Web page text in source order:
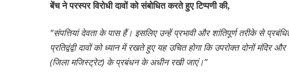
बेंच ने परस्पर विरोधी दावों को संबोधित करते हुए टिप्पणी की,
"संपत्तियां देवता के पास हैं। इसलिए उन्हें प्रभावी और शांतिपूर्ण तरीके से प्रबंधित
प्रतिद्वंद्वी दावों को ध्यान में रखते हुए यह उचित होगा कि उपरोक्त दोनों मंदिर
(जिला मजिस्ट्रेट) के प्रबंधन के अधीन रखी जाएं।”